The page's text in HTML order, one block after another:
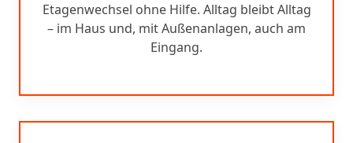
Etagenwechsel ohne Hilfe. Alltag bleibt Alltag
– im Haus und, mit Außenanlagen, auch am
Eingang.